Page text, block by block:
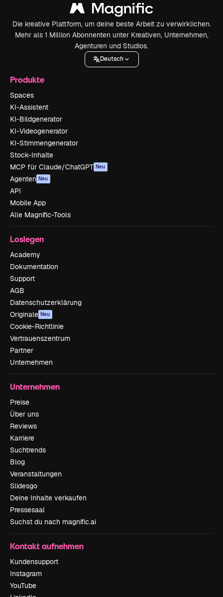
Die kreative Plattform, um deine beste Arbeit zu verwirklichen.
Mehr als 1 Million Abonnenten unter Kreativen, Unternehmen,
Agenturen und Studios.
Deutsch
Produkte
Spaces
KI-Assistent
KI-Bildgenerator
KI-Videogenerator
KI-Stimmengenerator
Stock-Inhalte
MCP für Claude/ChatGPT Neu
Agenten Neu
API
Mobile App
Alle Magnific-Tools
Loslegen
Academy
Dokumentation
Support
AGB
Datenschutzerklärung
Originale Neu
Cookie-Richtlinie
Vertrauenszentrum
Partner
Unternehmen
Unternehmen
Preise
Über uns
Reviews
Karriere
Suchtrends
Blog
Veranstaltungen
Slidesgo
Deine Inhalte verkaufen
Pressesaal
Suchst du nach magnific.ai
Kontakt aufnehmen
Kundensupport
Instagram
YouTube